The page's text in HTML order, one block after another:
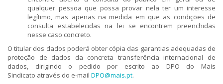
qualquer pessoa que possa provar nela ter um interesse
legítimo, mas apenas na medida em que as condições de
consulta estabelecidas na lei se encontrem preenchidas
nesse caso concreto.
O titular dos dados poderá obter cópia das garantias adequadas de
proteção de dados da concreta transferência internacional de
dados, dirigindo o pedido por escrito ao DPO do Mais
Sindicato através do e-mail DPO@mais.pt.